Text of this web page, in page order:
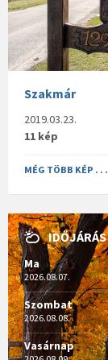
Szakmár
2019.03.23.
11 kép
MÉG TÖBB KÉP . . .
IDŐJÁRÁS
Ma
2026.08.07.
Szombat
2026.08.08.
Vasárnap